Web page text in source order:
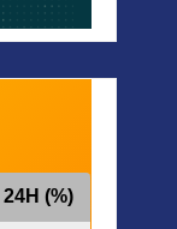
24H (%)